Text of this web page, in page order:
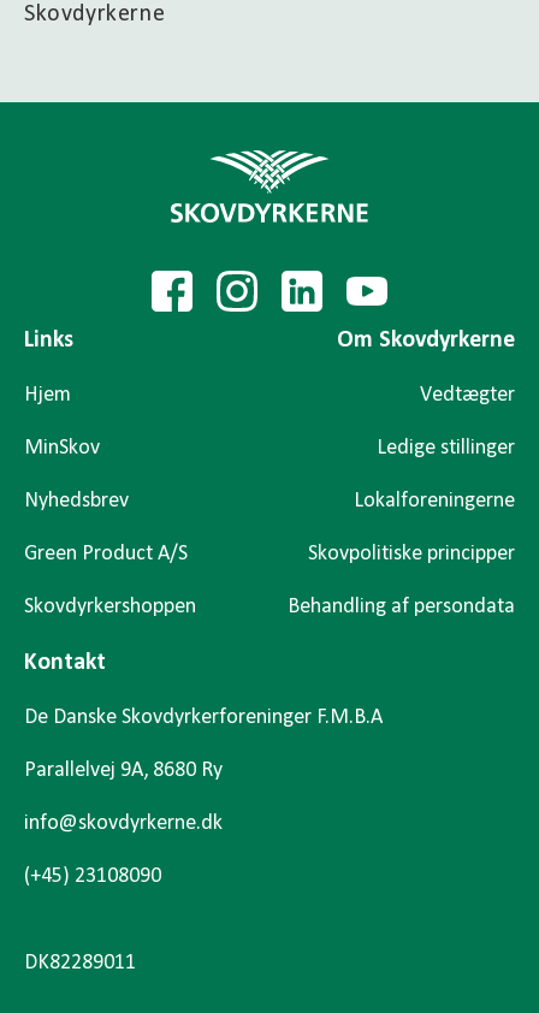
Skovdyrkerne
Links
Hjem
MinSkov
Nyhedsbrev
Green Product A/S
Skovdyrkershoppen
Om Skovdyrkerne
Vedtægter
Ledige stillinger
Lokalforeningerne
Skovpolitiske principper
Behandling af persondata
Kontakt
De Danske Skovdyrkerforeninger F.M.B.A
Parallelvej 9A, 8680 Ry
info@skovdyrkerne.dk
(+45) 23108090
DK82289011